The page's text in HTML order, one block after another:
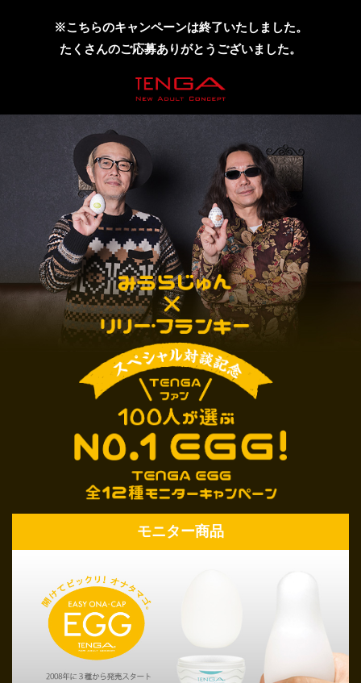
※こちらのキャンペーンは終了いたしました。
たくさんのご応募ありがとうございました。
モニター商品